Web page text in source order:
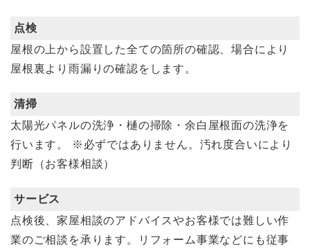
点検
屋根の上から設置した全ての箇所の確認、場合により
屋根裏より雨漏りの確認をします。
清掃
太陽光パネルの洗浄・樋の掃除・余白屋根面の洗浄を
行います。
※必ずではありません。汚れ度合いにより
判断（お客様相談）
サービス
点検後、家屋相談のアドバイスやお客様では難しい作
業のご相談を承ります。リフォーム事業などにも従事